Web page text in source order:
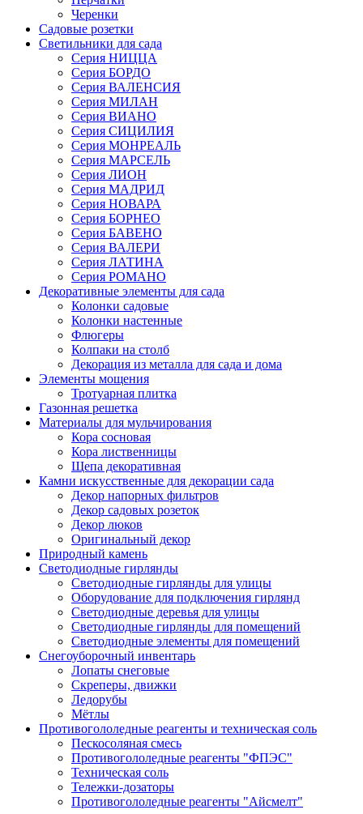
Черенки
Садовые розетки
Светильники для сада
Серия НИЦЦА
Серия БОРДО
Серия ВАЛЕНСИЯ
Серия МИЛАН
Серия ВИАНО
Серия СИЦИЛИЯ
Серия МОНРЕАЛЬ
Серия МАРСЕЛЬ
Серия ЛИОН
Серия МАДРИД
Серия НОВАРА
Серия БОРНЕО
Серия БАВЕНО
Серия ВАЛЕРИ
Серия ЛАТИНА
Серия РОМАНО
Декоративные элементы для сада
Колонки садовые
Колонки настенные
Флюгеры
Колпаки на столб
Декорация из металла для сада и дома
Элементы мощения
Тротуарная плитка
Газонная решетка
Материалы для мульчирования
Кора сосновая
Кора лиственницы
Щепа декоративная
Камни искусственные для декорации сада
Декор напорных фильтров
Декор садовых розеток
Декор люков
Оригинальный декор
Природный камень
Светодиодные гирлянды
Светодиодные гирлянды для улицы
Оборудование для подключения гирлянд
Светодиодные деревья для улицы
Светодиодные гирлянды для помещений
Светодиодные элементы для помещений
Снегоуборочный инвентарь
Лопаты снеговые
Скреперы, движки
Ледорубы
Мётлы
Противогололедные реагенты и техническая соль
Пескосоляная смесь
Противогололедные реагенты "ФПЭС"
Техническая соль
Тележки-дозаторы
Противогололедные реагенты "Айсмелт"